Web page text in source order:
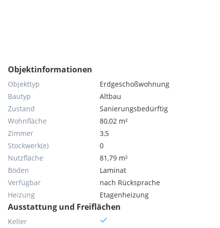
Objektinformationen
Objekttyp
Erdgeschoßwohnung
Bautyp
Altbau
Zustand
Sanierungsbedürftig
Wohnfläche
80,02 m²
Zimmer
3,5
Stockwerk(e)
0
Nutzfläche
81,79 m²
Böden
Laminat
Verfügbar
nach Rücksprache
Heizung
Etagenheizung
Ausstattung und Freiflächen
Keller